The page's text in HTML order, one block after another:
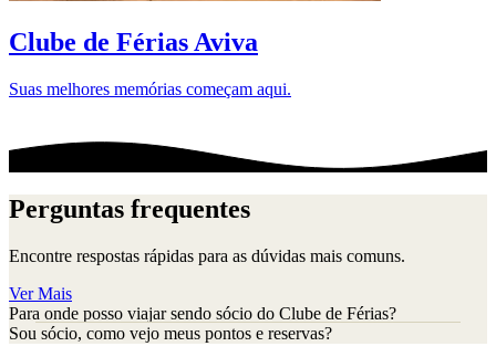
Clube de Férias Aviva
Suas melhores memórias começam aqui.
Perguntas frequentes
Encontre respostas rápidas para as dúvidas mais comuns.
Ver Mais
Para onde posso viajar sendo sócio do Clube de Férias?
Sou sócio, como vejo meus pontos e reservas?